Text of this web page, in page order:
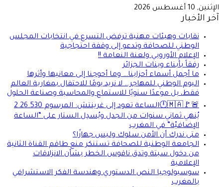
الإثنين, 10 أغسطس 2026
آخر الأخبار
نقابات وهيئات مهنية ترفض التسرع في انتخابات المجلس
الوطني للصحافة وتدعو إلى وقفة احتجاجية
الإعلام الأوروبي ولعنة النعامة !!
رفقاً بأبناء وبنات الجزائر
ما أجمل أسماء أحزابنا… وما أحوجنا إلى معانيها وأثرها
اليوم الوطني للمهاجر… لا نريد يومًا للاحتفال بمغاربة العالم
فقط، بل موعدًا سنويًا للاستماع والمحاسبة وصناعة الحلول
🚨🚩🇲🇦🕛الساعة تعود إلى غرينتش: المرسوم 2.26.530
يُنهي ثماني سنوات من الجدل ويُسدِل الستار على “الساعة
الإضافيّة” في المغرب
متى ندرك أن الأمن سلوك وليس جهازًا؟
الجامعة الوطنية للصحافة تستنكر منع طاقم القناة الثانية
من دخول سبتة وتدق ناقوس الخطر بشأن الانزلاقات
الإعلامية
سوسيولوجيا النص الدستوري وهندسة الفكر الاستشرافي
بالمغرب